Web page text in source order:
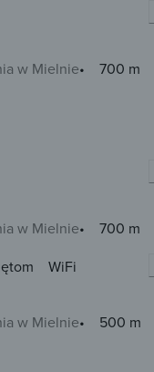
w Mielnie
700 m
w Mielnie
700 m
WiFi
w Mielnie
500 m